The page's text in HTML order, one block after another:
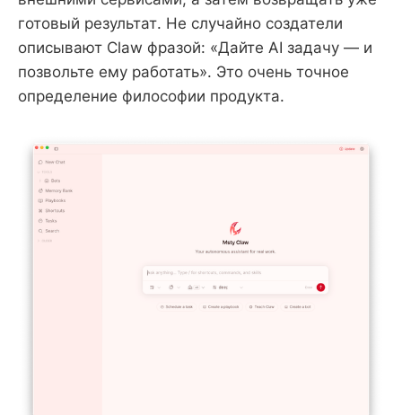
готовый результат. Не случайно создатели
описывают Claw фразой: «Дайте AI задачу — и
позвольте ему работать». Это очень точное
определение философии продукта.